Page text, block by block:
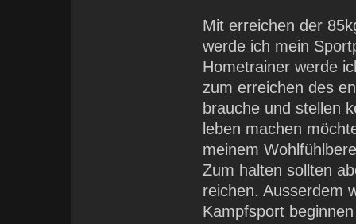
Mit erreichen der
werde ich mein
Hometrainer werde
zum erreichen des
brauche und stellen
leben machen
meinem
Zum halten sollten
reichen. Ausserdem
Kampfsport